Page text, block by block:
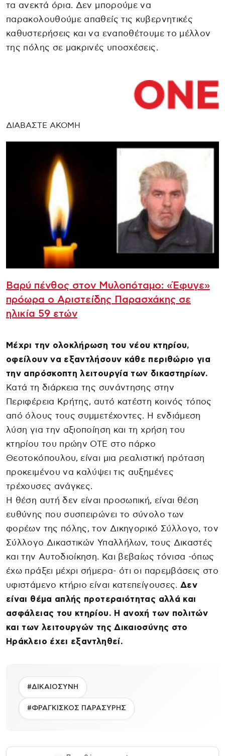
τα ανεκτά όρια. Δεν μπορούμε να
παρακολουθούμε απαθείς τις κυβερνητικές
καθυστερήσεις και να εναποθέτουμε το μέλλον
της πόλης σε μακρινές υποσχέσεις.
ΔΙΑΒΑΣΤΕ ΑΚΟΜΗ
Βαρύ πένθος στον Μυλοπόταμο: «Έφυγε»
πρόωρα ο Αριστείδης Παρασχάκης σε
ηλικία 59 ετών
Μέχρι την ολοκλήρωση του νέου κτηρίου,
οφείλουν να εξαντλήσουν κάθε περιθώριο για
την απρόσκοπτη λειτουργία των δικαστηρίων.
Κατά τη διάρκεια της συνάντησης στην
Περιφέρεια Κρήτης, αυτό κατέστη κοινός τόπος
από όλους τους συμμετέχοντες. Η ενδιάμεση
λύση για την αξιοποίηση και τη χρήση του
κτηρίου του πρώην ΟΤΕ στο πάρκο
Θεοτοκόπουλου, είναι μια ρεαλιστική πρόταση
προκειμένου να καλύψει τις αυξημένες
τρέχουσες ανάγκες.
Η θέση αυτή δεν είναι προσωπική, είναι θέση
ευθύνης που συσπειρώνει το σύνολο των
φορέων της πόλης, τον Δικηγορικό Σύλλογο, τον
Σύλλογο Δικαστικών Υπαλλήλων, τους Δικαστές
και την Αυτοδιοίκηση. Και βεβαίως τόνισα -όπως
έχω πράξει μέχρι σήμερα- ότι οι παρεμβάσεις στο
υφιστάμενο κτήριο είναι κατεπείγουσες.Δεν
είναι θέμα απλής προτεραιότητας αλλά και
ασφάλειας του κτηρίου. Η ανοχή των πολιτών
και των λειτουργών της Δικαιοσύνης στο
Ηράκλειο έχει εξαντληθεί.
#ΔΙΚΑΙΟΣΥΝΗ
#ΦΡΑΓΚΙΣΚΟΣ ΠΑΡΑΣΥΡΗΣ